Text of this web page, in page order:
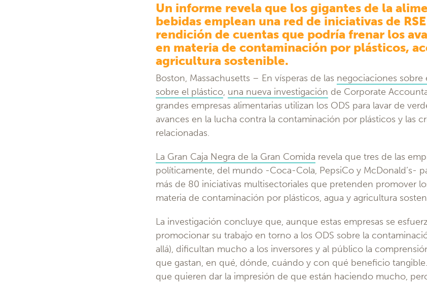
Un informe revela que los gigantes de la
bebidas emplean una red de iniciativas de
rendición de cuentas que podría frenar los
en materia de contaminación por plásticos,
agricultura sostenible.
Boston, Massachusetts – En vísperas de las negociaciones sobre
sobre el plástico, una nueva investigación de Corporate
grandes empresas alimentarias utilizan los ODS para lavar de
avances en la lucha contra la contaminación por plásticos y las
relacionadas.
La Gran Caja Negra de la Gran Comida revela que tres de las
políticamente, del mundo -Coca-Cola, PepsiCo y McDonald’s-
más de 80 iniciativas multisectoriales que pretenden promover
materia de contaminación por plásticos, agua y agricultura
La investigación concluye que, aunque estas empresas se
promocionar su trabajo en torno a los ODS sobre la
allá), dificultan mucho a los inversores y al público la
que gastan, en qué, dónde, cuándo y con qué beneficio
que quieren dar la impresión de que están haciendo mucho,